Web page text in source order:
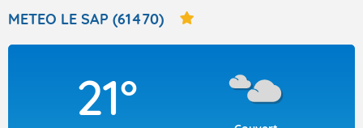
Articles
METEO LE SAP (61470)
21°